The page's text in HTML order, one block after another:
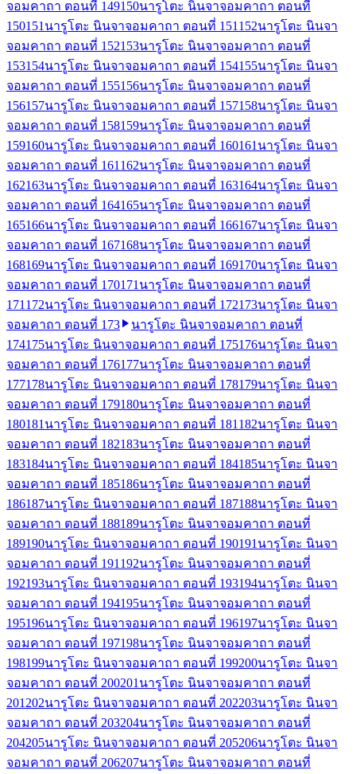
จอมคาถา ตอนที่ 149150นารูโตะ นินจาจอมคาถา ตอนที่
150151 นารูโตะ นินจาจอมคาถา ตอนที่ 151 152นารูโตะ นินจา
จอมคาถา ตอนที่ 152153นารูโตะ นินจาจอมคาถา ตอนที่
153154นารูโตะ นินจาจอมคาถา ตอนที่ 154155นารูโตะ นินจา
จอมคาถา ตอนที่ 155156นารูโตะ นินจาจอมคาถา ตอนที่
156157นารูโตะ นินจาจอมคาถา ตอนที่ 157158นารูโตะ นินจา
จอมคาถา ตอนที่ 158159นารูโตะ นินจาจอมคาถา ตอนที่
159160นารูโตะ นินจาจอมคาถา ตอนที่ 160161 นารูโตะ นินจา
จอมคาถา ตอนที่ 161 162นารูโตะ นินจาจอมคาถา ตอนที่
162163นารูโตะ นินจาจอมคาถา ตอนที่ 163164นารูโตะ นินจา
จอมคาถา ตอนที่ 164165นารูโตะ นินจาจอมคาถา ตอนที่
165166นารูโตะ นินจาจอมคาถา ตอนที่ 166167นารูโตะ นินจา
จอมคาถา ตอนที่ 167168นารูโตะ นินจาจอมคาถา ตอนที่
168169นารูโตะ นินจาจอมคาถา ตอนที่ 169170นารูโตะ นินจา
จอมคาถา ตอนที่ 170171 นารูโตะ นินจาจอมคาถา ตอนที่
171 172นารูโตะ นินจาจอมคาถา ตอนที่ 172173นารูโตะ นินจา
จอมคาถา ตอนที่ 173
นารูโตะ นินจาจอมคาถา ตอนที่
174175นารูโตะ นินจาจอมคาถา ตอนที่ 175176นารูโตะ นินจา
จอมคาถา ตอนที่ 176177นารูโตะ นินจาจอมคาถา ตอนที่
177178นารูโตะ นินจาจอมคาถา ตอนที่ 178179นารูโตะ นินจา
จอมคาถา ตอนที่ 179180นารูโตะ นินจาจอมคาถา ตอนที่
180181 นารูโตะ นินจาจอมคาถา ตอนที่ 181 182นารูโตะ นินจา
จอมคาถา ตอนที่ 182183นารูโตะ นินจาจอมคาถา ตอนที่
183184นารูโตะ นินจาจอมคาถา ตอนที่ 184185นารูโตะ นินจา
จอมคาถา ตอนที่ 185186นารูโตะ นินจาจอมคาถา ตอนที่
186187นารูโตะ นินจาจอมคาถา ตอนที่ 187188นารูโตะ นินจา
จอมคาถา ตอนที่ 188189นารูโตะ นินจาจอมคาถา ตอนที่
189190นารูโตะ นินจาจอมคาถา ตอนที่ 190191 นารูโตะ นินจา
จอมคาถา ตอนที่ 191 192นารูโตะ นินจาจอมคาถา ตอนที่
192193นารูโตะ นินจาจอมคาถา ตอนที่ 193194นารูโตะ นินจา
จอมคาถา ตอนที่ 194195นารูโตะ นินจาจอมคาถา ตอนที่
195196นารูโตะ นินจาจอมคาถา ตอนที่ 196197นารูโตะ นินจา
จอมคาถา ตอนที่ 197198นารูโตะ นินจาจอมคาถา ตอนที่
198199นารูโตะ นินจาจอมคาถา ตอนที่ 199200นารูโตะ นินจา
จอมคาถา ตอนที่ 200201 นารูโตะ นินจาจอมคาถา ตอนที่
201 202นารูโตะ นินจาจอมคาถา ตอนที่ 202203นารูโตะ นินจา
จอมคาถา ตอนที่ 203204นารูโตะ นินจาจอมคาถา ตอนที่
204205นารูโตะ นินจาจอมคาถา ตอนที่ 205206นารูโตะ นินจา
จอมคาถา ตอนที่ 206207นารูโตะ นินจาจอมคาถา ตอนที่